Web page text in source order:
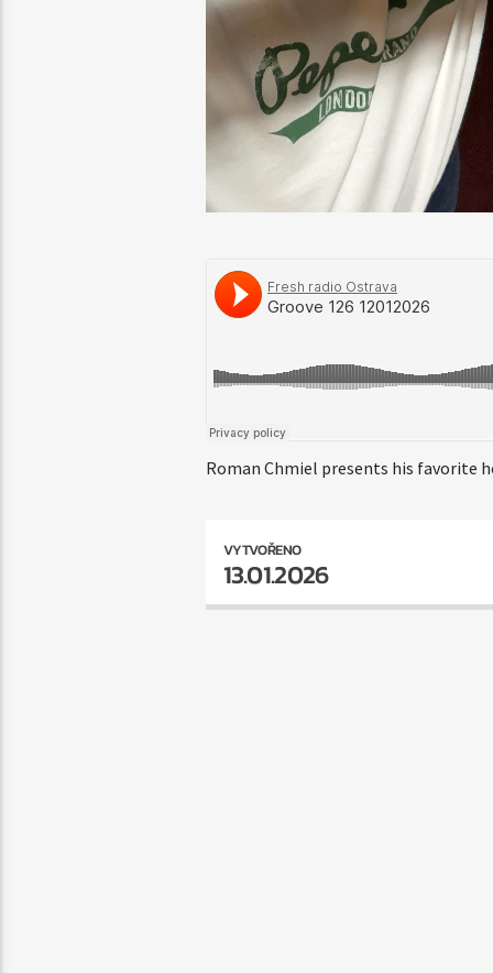
Roman Chmiel presents his favorite
VYTVOŘENO
13.01.2026